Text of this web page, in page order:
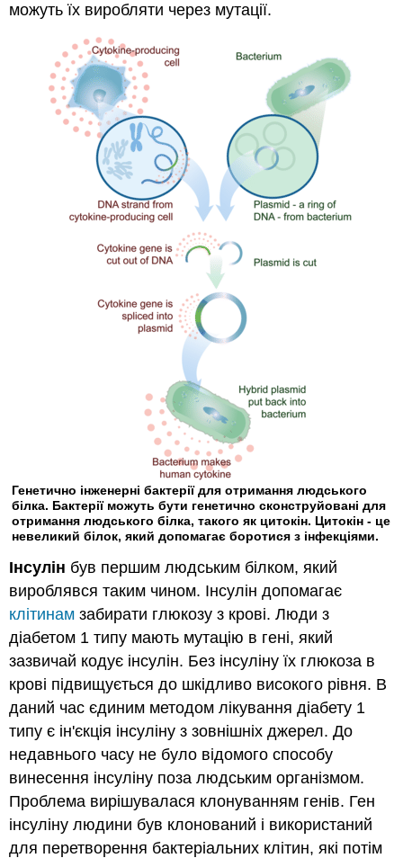
можуть їх виробляти через мутації.
Генетично інженерні бактерії для отримання людського
білка. Бактерії можуть бути генетично сконструйовані для
отримання людського білка, такого як цитокін. Цитокін - це
невеликий білок, який допомагає боротися з інфекціями.
Інсулін був першим людським білком, який
вироблявся таким чином. Інсулін допомагає
клітинам забирати глюкозу з крові. Люди з
діабетом 1 типу мають мутацію в гені, який
зазвичай кодує інсулін. Без інсуліну їх глюкоза в
крові підвищується до шкідливо високого рівня. В
даний час єдиним методом лікування діабету 1
типу є ін'єкція інсуліну з зовнішніх джерел. До
недавнього часу не було відомого способу
винесення інсуліну поза людським організмом.
Проблема вирішувалася клонуванням генів. Ген
інсуліну людини був клонований і використаний
для перетворення бактеріальних клітин, які потім